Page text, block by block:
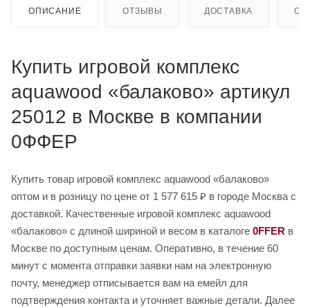
ОПИСАНИЕ ОТЗЫВЫ ДОСТАВКА
Купить игровой комплекс
aquawood «балаково» артикул
25012 в Москве в компании
0ФФЕР
Купить товар игровой комплекс aquawood «балаково»
оптом и в розницу по цене от 1 577 615 ₽ в городе Москва с
доставкой. Качественные игровой комплекс aquawood
«балаково» с длиной шириной и весом в каталоге 0FFER в
Москве по доступным ценам. Оперативно, в течение 60
минут с момента отправки заявки нам на электронную
почту, менеджер отписывается вам на емейл для
подтверждения контакта и уточняет важные детали. Далее